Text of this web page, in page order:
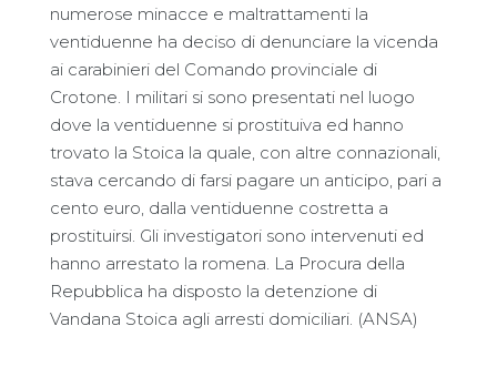
numerose minacce e maltrattamenti la
ventiduenne ha deciso di denunciare la vicenda
ai carabinieri del Comando provinciale di
Crotone. I militari si sono presentati nel luogo
dove la ventiduenne si prostituiva ed hanno
trovato la Stoica la quale, con altre connazionali,
stava cercando di farsi pagare un anticipo, pari a
cento euro, dalla ventiduenne costretta a
prostituirsi. Gli investigatori sono intervenuti ed
hanno arrestato la romena. La Procura della
Repubblica ha disposto la detenzione di
Vandana Stoica agli arresti domiciliari. (ANSA)